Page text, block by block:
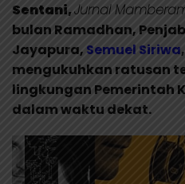
Sentani,Jurnal
bulan Ramadhan,
Jayapura, Semuel Siriwa
mengukuhkan ratusan
lingkungan Pemerintah
dalam waktu dekat.